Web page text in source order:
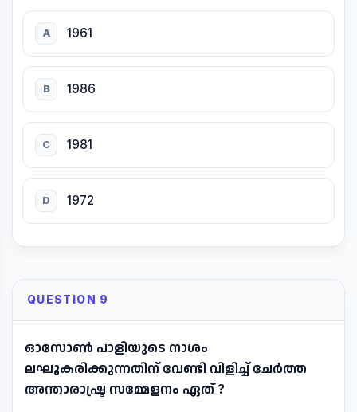
A 1961
B 1986
C 1981
D 1972
QUESTION 9
ഓസോൺ പാളിയുടെ നാശം
ലഘൂകരിക്കുന്നതിന് വേണ്ടി വിളിച്ച് ചേർത്ത
അന്താരാഷ്ട്ര സമ്മേളനം ഏത് ?